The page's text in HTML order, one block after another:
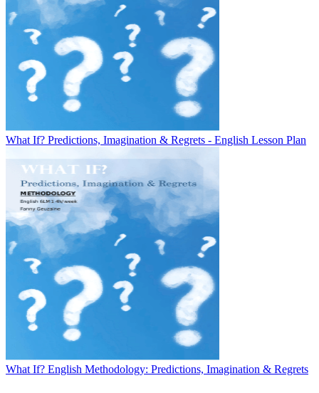
What If? Predictions, Imagination & Regrets - English Lesson Plan
What If? English Methodology: Predictions, Imagination & Regrets